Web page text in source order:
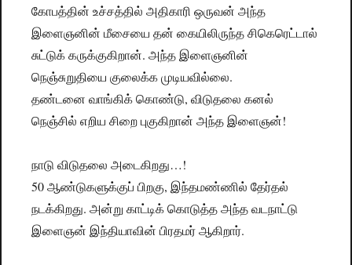
கோபத்தின் உச்சத்தில் அதிகாரி ஒருவன் அந்த
இளைஞனின் மீசையை தன் கையிலிருந்த சிகெரெட்டால்
சுட்டுக் கருக்குகிறான். அந்த இளைஞனின்
நெஞ்சுறுதியை குலைக்க முடியவில்லை.
தண்டனை வாங்கிக் கொண்டு, விடுதலை கனல்
நெஞ்சில் எறிய சிறை புகுகிறான் அந்த இளைஞன்!
நாடு விடுதலை அடைகிறது…!
50 ஆண்டுகளுக்குப் பிறகு, இந்தமண்ணில் தேர்தல்
நடக்கிறது. அன்று காட்டிக் கொடுத்த அந்த வடநாட்டு
இளைஞன் இந்தியாவின் பிரதமர் ஆகிறார்.